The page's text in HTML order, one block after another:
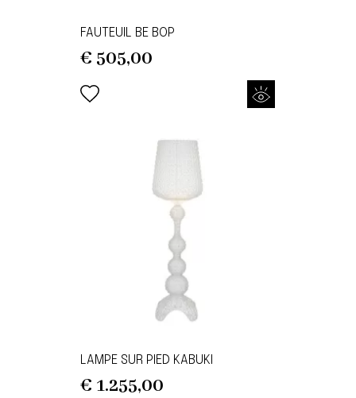
FAUTEUIL BE BOP
€ 505,00
LAMPE SUR PIED KABUKI
€ 1.255,00